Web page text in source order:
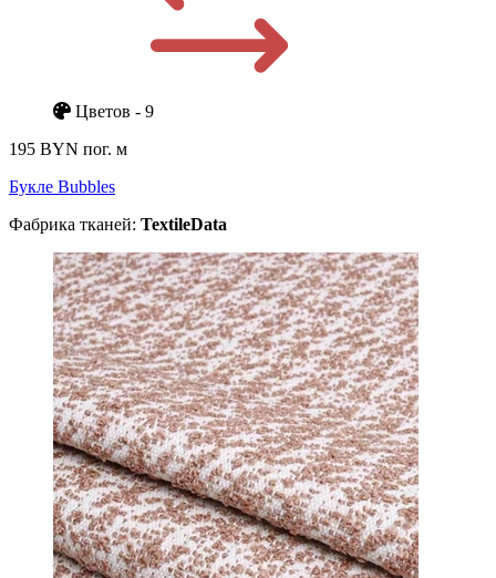
Цветов - 9
195 BYN пог. м
Букле Bubbles
Фабрика тканей: TextileData